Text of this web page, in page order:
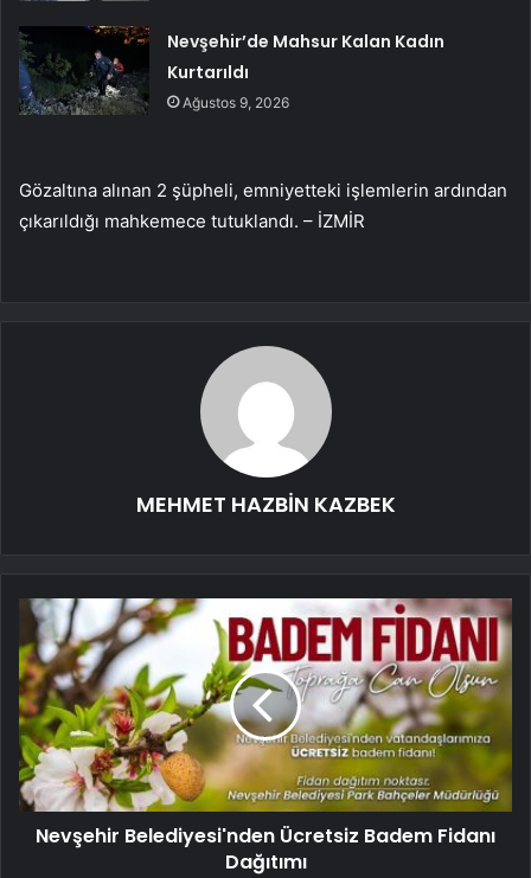
Nevşehir’de Mahsur Kalan Kadın
Kurtarıldı
Ağustos 9, 2026
Gözaltına alınan 2 şüpheli, emniyetteki işlemlerin ardından
çıkarıldığı mahkemece tutuklandı. – İZMİR
MEHMET HAZBİN KAZBEK
Nevşehir Belediyesi'nden Ücretsiz Badem Fidanı
Dağıtımı